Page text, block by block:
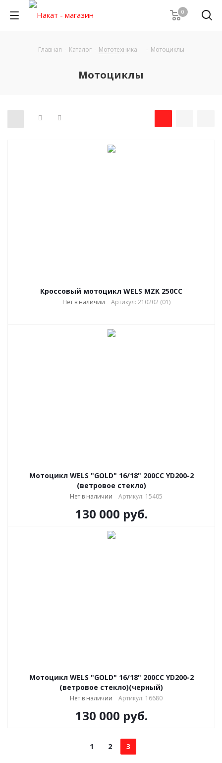
0
Главная - Каталог - Мототехника - Мотоциклы
Мотоциклы
Кроссовый мотоцикл WELS MZK 250CC
Нет в наличии Артикул: 210202 (01)
Мотоцикл WELS "GOLD" 16/18" 200CC YD200-2
(ветровое стекло)
Нет в наличии Артикул: 15405
130 000 руб.
Мотоцикл WELS "GOLD" 16/18" 200CC YD200-2
(ветровое стекло)(черный)
Нет в наличии Артикул: 16680
130 000 руб.
1 2 3